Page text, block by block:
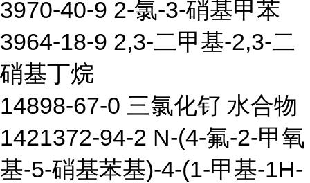
3970-40-9 2-氯-3-硝基甲苯
3964-18-9 2,3-二甲基-2,3-二
硝基丁烷
14898-67-0 三氯化钌 水合物
1421372-94-2 N-(4-氟-2-甲氧
基-5-硝基苯基)-4-(1-甲基-1H-